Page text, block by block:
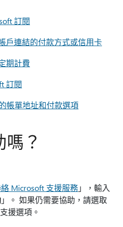
訂閱
戶連結的付款方式或信用卡
期計費
訂閱
帳單地址和付款選項
？
絡 Microsoft 支援服務」，輸入
」。 如果仍需要協助，請選取
援選項。